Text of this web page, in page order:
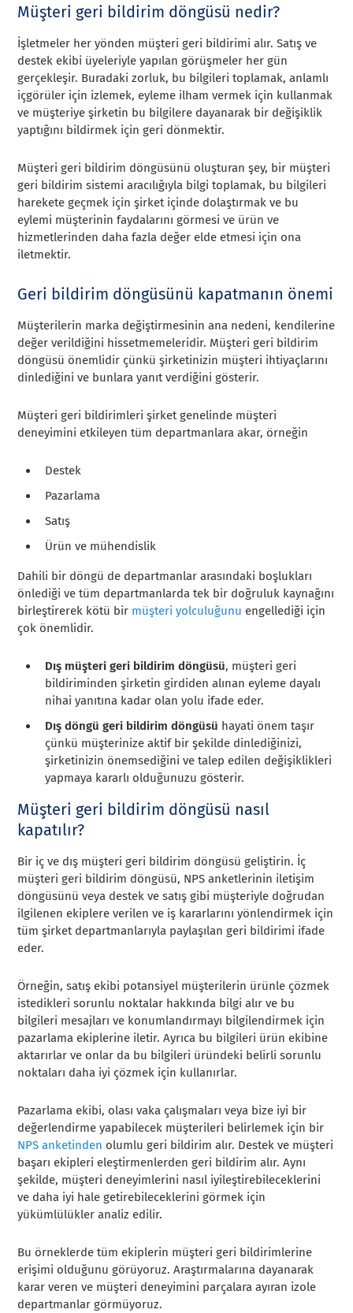
Müşteri geri bildirim döngüsü nedir?
İşletmeler her yönden müşteri geri bildirimi alır. Satış ve
destek ekibi üyeleriyle yapılan görüşmeler her gün
gerçekleşir. Buradaki zorluk, bu bilgileri toplamak, anlamlı
içgörüler için izlemek, eyleme ilham vermek için kullanmak
ve müşteriye şirketin bu bilgilere dayanarak bir değişiklik
yaptığını bildirmek için geri dönmektir.
Müşteri geri bildirim döngüsünü oluşturan şey, bir müşteri
geri bildirim sistemi aracılığıyla bilgi toplamak, bu bilgileri
harekete geçmek için şirket içinde dolaştırmak ve bu
eylemi müşterinin faydalarını görmesi ve ürün ve
hizmetlerinden daha fazla değer elde etmesi için ona
iletmektir.
Geri bildirim döngüsünü kapatmanın önemi
Müşterilerin marka değiştirmesinin ana nedeni, kendilerine
değer verildiğini hissetmemeleridir. Müşteri geri bildirim
döngüsü önemlidir çünkü şirketinizin müşteri ihtiyaçlarını
dinlediğini ve bunlara yanıt verdiğini gösterir.
Müşteri geri bildirimleri şirket genelinde müşteri
deneyimini etkileyen tüm departmanlara akar, örneğin
Destek
Pazarlama
Satış
Ürün ve mühendislik
Dahili bir döngü de departmanlar arasındaki boşlukları
önlediği ve tüm departmanlarda tek bir doğruluk kaynağını
birleştirerek kötü bir müşteri yolculuğunu engellediği için
çok önemlidir.
Dış müşteri geri bildirim döngüsü, müşteri geri
bildiriminden şirketin girdiden alınan eyleme dayalı
nihai yanıtına kadar olan yolu ifade eder.
Dış döngü geri bildirim döngüsü hayati önem taşır
çünkü müşterinize aktif bir şekilde dinlediğinizi,
şirketinizin önemsediğini ve talep edilen değişiklikleri
yapmaya kararlı olduğunuzu gösterir.
Müşteri geri bildirim döngüsü nasıl
kapatılır?
Bir iç ve dış müşteri geri bildirim döngüsü geliştirin. İç
müşteri geri bildirim döngüsü, NPS anketlerinin iletişim
döngüsünü veya destek ve satış gibi müşteriyle doğrudan
ilgilenen ekiplere verilen ve iş kararlarını yönlendirmek için
tüm şirket departmanlarıyla paylaşılan geri bildirimi ifade
eder.
Örneğin, satış ekibi potansiyel müşterilerin ürünle çözmek
istedikleri sorunlu noktalar hakkında bilgi alır ve bu
bilgileri mesajları ve konumlandırmayı bilgilendirmek için
pazarlama ekiplerine iletir. Ayrıca bu bilgileri ürün ekibine
aktarırlar ve onlar da bu bilgileri üründeki belirli sorunlu
noktaları daha iyi çözmek için kullanırlar.
Pazarlama ekibi, olası vaka çalışmaları veya bize iyi bir
değerlendirme yapabilecek müşterileri belirlemek için bir
NPS anketinden olumlu geri bildirim alır. Destek ve müşteri
başarı ekipleri eleştirmenlerden geri bildirim alır. Aynı
şekilde, müşteri deneyimlerini nasıl iyileştirebileceklerini
ve daha iyi hale getirebileceklerini görmek için
yükümlülükler analiz edilir.
Bu örneklerde tüm ekiplerin müşteri geri bildirimlerine
erişimi olduğunu görüyoruz. Araştırmalarına dayanarak
karar veren ve müşteri deneyimini parçalara ayıran izole
departmanlar görmüyoruz.